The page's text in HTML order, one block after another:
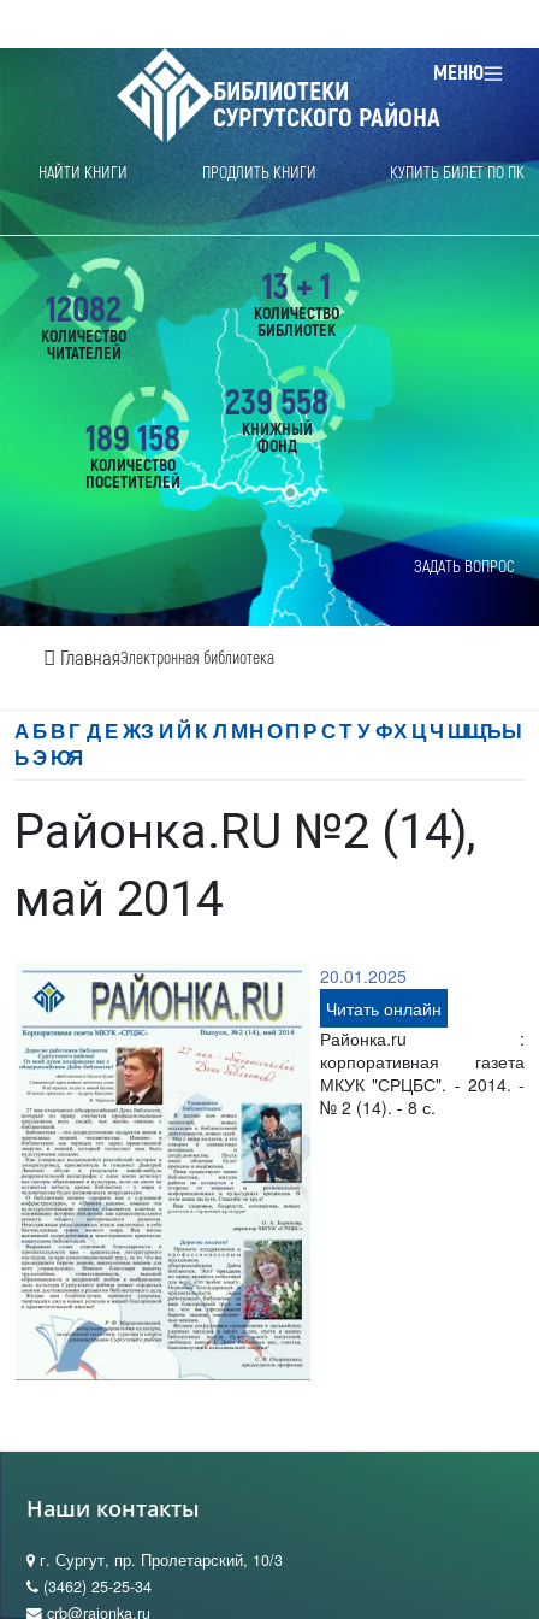
МЕНЮ
БИБЛИОТЕКИ
СУРГУТСКОГО РАЙОНА
НАЙТИ КНИГИ ПРОДЛИТЬ КНИГИ КУПИТЬ БИЛЕТ ПО ПК
ЗАДАТЬ ВОПРОС
ГлавнаяЭлектронная библиотека
12082
КОЛИЧЕСТВО
ЧИТАТЕЛЕЙ
189 158
КОЛИЧЕСТВО
ПОСЕТИТЕЛЕЙ
239 558
КНИЖНЫЙ
ФОНД
13 + 1
КОЛИЧЕСТВО
БИБЛИОТЕК
АБВГ ДЕЖЗ И Й К Л МНОП РСТ УФХ ЦЧ ШЩЪЫ
ЬЭЮЯ
Районка.RU №2 (14),
май 2014
20.01.2025
Читать онлайн
Районка.ru :
корпоративная газета
МКУК "СРЦБС". - 2014. -
№ 2 (14). - 8 с.
Наши контакты
г. Сургут, пр. Пролетарский, 10/3
(3462) 25-25-34
crb@raionka.ru